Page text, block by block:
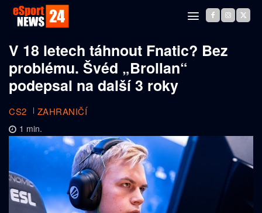
V 18 letech táhnout Fnatic? Bez
problému. Švéd „Brollan“
podepsal na další 3 roky
CS2 ZAHRANIČÍ
1 min.